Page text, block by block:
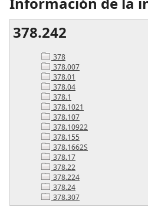
378.242
378
378.007
378.01
378.04
378.1
378.1021
378.107
378.10922
378.155
378.1662S
378.17
378.22
378.224
378.24
378.307